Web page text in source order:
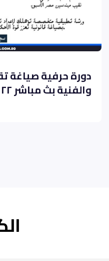
دورة حرفية صياغة
والفنية بث مباشر ٢٢ أبريل